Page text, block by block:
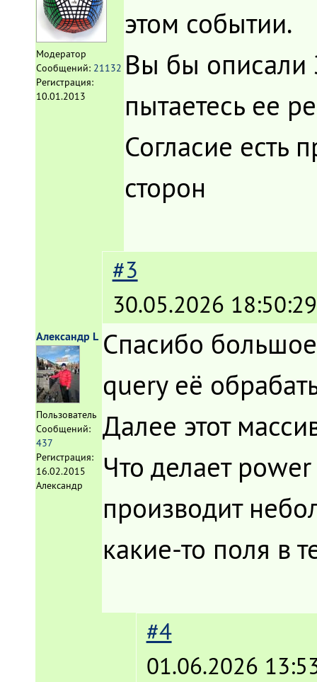
Модератор
Сообщений: 21132
Регистрация:
10.01.2013
этом событии.
Вы бы
пытаетесь ее
Согласие есть
сторон
Александр L
Пользователь
Сообщений:
437
Регистрация:
16.02.2015
Александр
#3
30.05.2026 18:50:29
Спасибо большое
query её
Далее этот
Что делает
производит
какие-то поля в
#4
01.06.2026